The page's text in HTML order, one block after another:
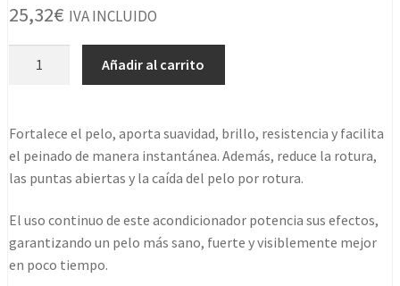
25,32€ IVA INCLUIDO
Formato
cantidad
Añadir al carrito
Fortalece el pelo, aporta suavidad, brillo, resistencia y facilita
el peinado de manera instantánea. Además, reduce la rotura,
las puntas abiertas y la caída del pelo por rotura.
El uso continuo de este acondicionador potencia sus efectos,
garantizando un pelo más sano, fuerte y visiblemente mejor
en poco tiempo.